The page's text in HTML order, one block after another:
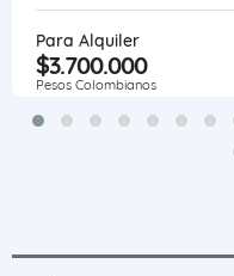
Para Alquiler
$3.700.000
Pesos Colombianos